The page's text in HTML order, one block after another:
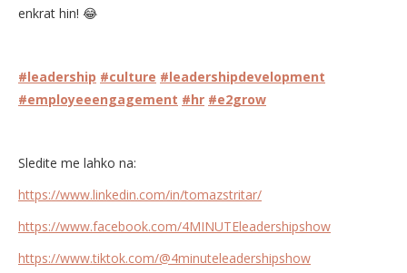
enkrat hin! 😂
#leadership #culture #leadershipdevelopment
#employeeengagement #hr #e2grow
Sledite me lahko na:
https://www.linkedin.com/in/tomazstritar/
https://www.facebook.com/4MINUTEleadershipshow
https://www.tiktok.com/@4minuteleadershipshow